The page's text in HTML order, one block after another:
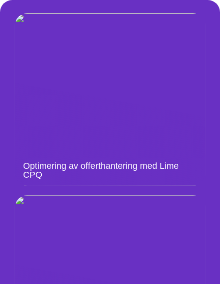
Optimering av offerthantering med Lime
CPQ